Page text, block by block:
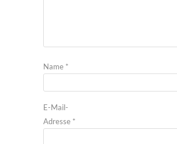
Name *
E-Mail-
Adresse *